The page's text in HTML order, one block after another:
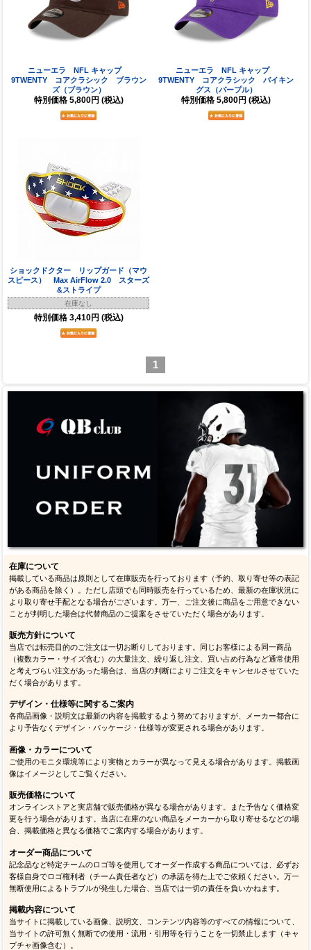
ニューエラ NFL キャップ
9TWENTY コアクラシック ブラウン
ズ（ブラウン）
特別価格 5,800円 (税込)
ニューエラ NFL キャップ
9TWENTY コアクラシック バイキン
グス（パープル）
特別価格 5,800円 (税込)
ショックドクター リップガード（マウ
スピース） Max AirFlow 2.0 スターズ
&ストライプ
在庫なし
特別価格 3,410円 (税込)
1
在庫について
掲載している商品は原則として在庫販売を行っております（予約、取り寄せ等の表記
がある商品を除く）。ただし店頭でも同時販売を行っているため、最新の在庫状況に
より取り寄せ手配となる場合がございます。万一、ご注文後に商品をご用意できない
ことが判明した場合は代替商品のご提案をさせていただく場合があります。
販売方針について
当店では転売目的のご注文は一切お断りしております。同じお客様による同一商品
（複数カラー・サイズ含む）の大量注文、繰り返し注文、買い占め行為など通常使用
と考えづらい注文があった場合は、当店の判断によりご注文をキャンセルさせていた
だく場合があります。
デザイン・仕様等に関するご案内
各商品画像・説明文は最新の内容を掲載するよう努めておりますが、メーカー都合に
より予告なくデザイン・パッケージ・仕様等が変更される場合があります。
画像・カラーについて
ご使用のモニタ環境等により実物とカラーが異なって見える場合があります。掲載画
像はイメージとしてご覧ください。
販売価格について
オンラインストアと実店舗で販売価格が異なる場合があります。また予告なく価格変
更を行う場合があります。当店に在庫のない商品をメーカーから取り寄せるなどの場
合、掲載価格と異なる価格でご案内する場合があります。
オーダー商品について
記念品など特定チームのロゴ等を使用してオーダー作成する商品については、必ずお
客様自身でロゴ権利者（チーム責任者など）の承諾を得た上でご依頼ください。万一
無断使用によるトラブルが発生した場合、当店では一切の責任を負いかねます。
掲載内容について
当サイトに掲載している画像、説明文、コンテンツ内容等のすべての情報について、
当サイトの許可無く無断での使用・流用・引用等を行うことを一切禁止します（キャ
プチャ画像含む）。